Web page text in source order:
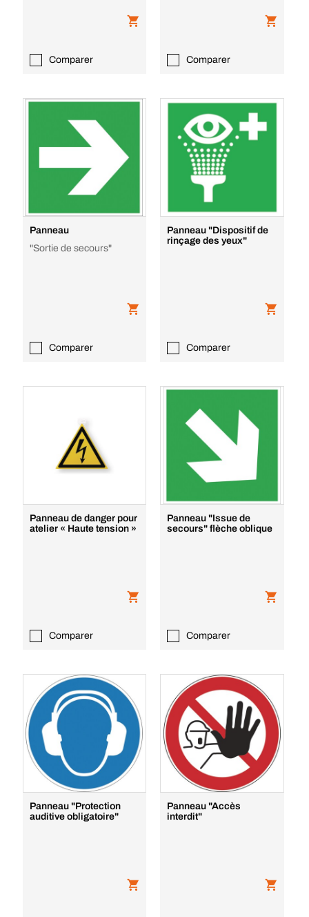
Comparer Comparer
Panneau
"Sortie de secours"
Comparer
Panneau "Dispositif de
rinçage des yeux"
Comparer
Panneau de danger pour
atelier « Haute tension »
Comparer
Panneau "Issue de
secours" flèche oblique
Comparer
Panneau "Protection
auditive obligatoire"
Panneau "Accès
interdit"